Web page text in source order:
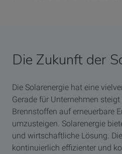
Die Zukunft der
Die Solarenergie hat eine
Gerade für Unternehmen
Brennstoffen auf erneuerbare
umzusteigen. Solarenergie
und wirtschaftliche Lösung.
kontinuierlich effizienter und